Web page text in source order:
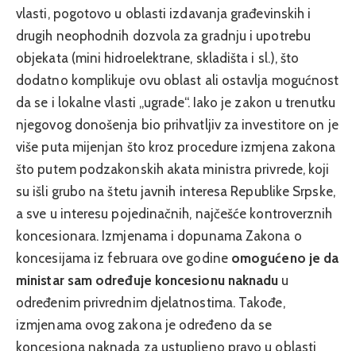
vlasti, pogotovo u oblasti izdavanja građevinskih i
drugih neophodnih dozvola za gradnju i upotrebu
objekata (mini hidroelektrane, skladišta i sl.), što
dodatno komplikuje ovu oblast ali ostavlja mogućnost
da se i lokalne vlasti „ugrade“. Iako je zakon u trenutku
njegovog donošenja bio prihvatljiv za investitore on je
više puta mijenjan što kroz procedure izmjena zakona
što putem podzakonskih akata ministra privrede, koji
su išli grubo na štetu javnih interesa Republike Srpske,
a sve u interesu pojedinačnih, najčešće kontroverznih
koncesionara. Izmjenama i dopunama Zakona o
koncesijama iz februara ove godine omogućeno je da
ministar sam određuje koncesionu naknadu u
određenim privrednim djelatnostima. Takođe,
izmjenama ovog zakona je određeno da se
koncesiona naknada za ustupljeno pravo u oblasti